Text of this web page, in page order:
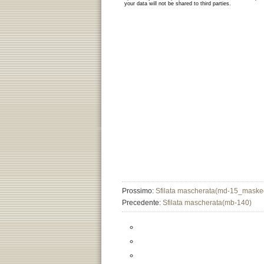
Prossimo: Sfilata mascherata(md-
Precedente: Sfilata mascherata(mb-140)